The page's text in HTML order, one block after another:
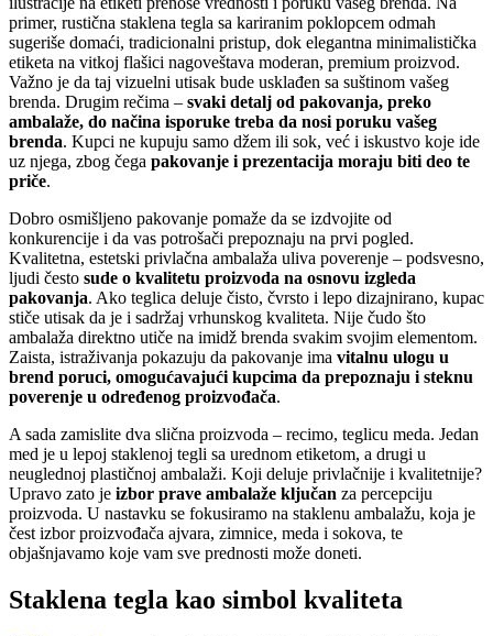
primer, rustična staklena tegla sa kariranim poklopcem odmah
sugeriše domaći, tradicionalni pristup, dok elegantna minimalistička
etiketa na vitkoj flašici nagoveštava moderan, premium proizvod.
Važno je da taj vizuelni utisak bude usklađen sa suštinom vašeg
brenda. Drugim rečima – svaki detalj od pakovanja, preko
ambalaže, do načina isporuke treba da nosi poruku vašeg
brenda. Kupci ne kupuju samo džem ili sok, već i iskustvo koje ide
uz njega, zbog čega pakovanje i prezentacija moraju biti deo te
priče.
Dobro osmišljeno pakovanje pomaže da se izdvojite od
konkurencije i da vas potrošači prepoznaju na prvi pogled.
Kvalitetna, estetski privlačna ambalaža uliva poverenje – podsvesno,
ljudi često sude o kvalitetu proizvoda na osnovu izgleda
pakovanja. Ako teglica deluje čisto, čvrsto i lepo dizajnirano, kupac
stiče utisak da je i sadržaj vrhunskog kvaliteta. Nije čudo što
ambalaža direktno utiče na imidž brenda svakim svojim elementom.
Zaista, istraživanja pokazuju da pakovanje ima vitalnu ulogu u
brend poruci, omogućavajući kupcima da prepoznaju i steknu
poverenje u određenog proizvođača.
A sada zamislite dva slična proizvoda – recimo, teglicu meda. Jedan
med je u lepoj staklenoj tegli sa urednom etiketom, a drugi u
neuglednoj plastičnoj ambalaži. Koji deluje privlačnije i kvalitetnije?
Upravo zato je izbor prave ambalaže ključan za percepciju
proizvoda. U nastavku se fokusiramo na staklenu ambalažu, koja je
čest izbor proizvođača ajvara, zimnice, meda i sokova, te
objašnjavamo koje vam sve prednosti može doneti.
Staklena tegla kao simbol kvaliteta